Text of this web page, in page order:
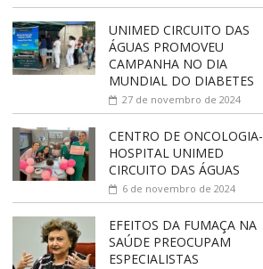
UNIMED CIRCUITO DAS
ÁGUAS PROMOVEU
CAMPANHA NO DIA
MUNDIAL DO DIABETES
27 de novembro de 2024
CENTRO DE ONCOLOGIA-
HOSPITAL UNIMED
CIRCUITO DAS ÁGUAS
6 de novembro de 2024
EFEITOS DA FUMAÇA NA
SAÚDE PREOCUPAM
ESPECIALISTAS